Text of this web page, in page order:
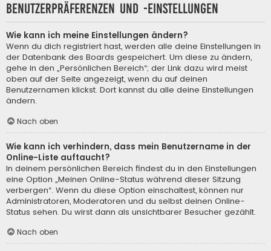
Benutzerpräferenzen und -einstellungen
Wie kann ich meine Einstellungen ändern?
Wenn du dich registriert hast, werden alle deine Einstellungen in
der Datenbank des Boards gespeichert. Um diese zu ändern,
gehe in den „Persönlichen Bereich“; der Link dazu wird meist
oben auf der Seite angezeigt, wenn du auf deinen
Benutzernamen klickst. Dort kannst du alle deine Einstellungen
ändern.
Nach oben
Wie kann ich verhindern, dass mein Benutzername in der
Online-Liste auftaucht?
In deinem persönlichen Bereich findest du in den Einstellungen
eine Option „Meinen Online-Status während dieser Sitzung
verbergen“. Wenn du diese Option einschaltest, können nur
Administratoren, Moderatoren und du selbst deinen Online-
Status sehen. Du wirst dann als unsichtbarer Besucher gezählt.
Nach oben